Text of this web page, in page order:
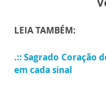
LEIA TAMBÉM:
.:: Sagrado Coração
em cada sinal